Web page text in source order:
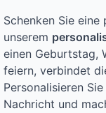
Schenken Sie
unserem
einen Geburtstag,
feiern, verbindet
Personalisieren
Nachricht und